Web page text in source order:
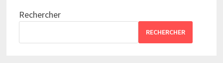
Rechercher
RECHERCHER